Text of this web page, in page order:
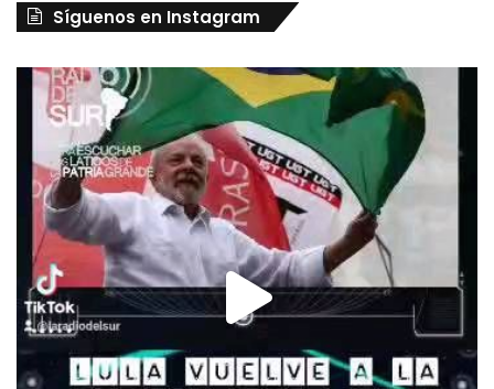
Síguenos en Instagram